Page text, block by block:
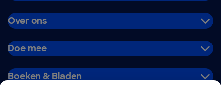
Over ons
Doe mee
Boeken & Bladen